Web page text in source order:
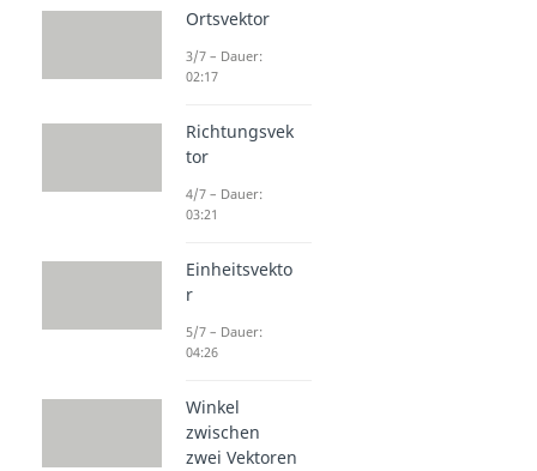
Ortsvektor
3/7 – Dauer:
02:17
Richtungsvek
tor
4/7 – Dauer:
03:21
Einheitsvekto
r
5/7 – Dauer:
04:26
Winkel
zwischen
zwei Vektoren